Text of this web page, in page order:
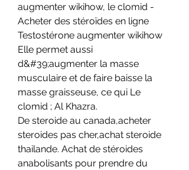
augmenter wikihow, le clomid -
Acheter des stéroïdes en ligne
Testostérone augmenter wikihow
Elle permet aussi
d&#39;augmenter la masse
musculaire et de faire baisse la
masse graisseuse, ce qui Le
clomid ; Al Khazra.
De steroide au canada,acheter
steroides pas cher,achat steroide
thailande. Achat de stéroides
anabolisants pour prendre du